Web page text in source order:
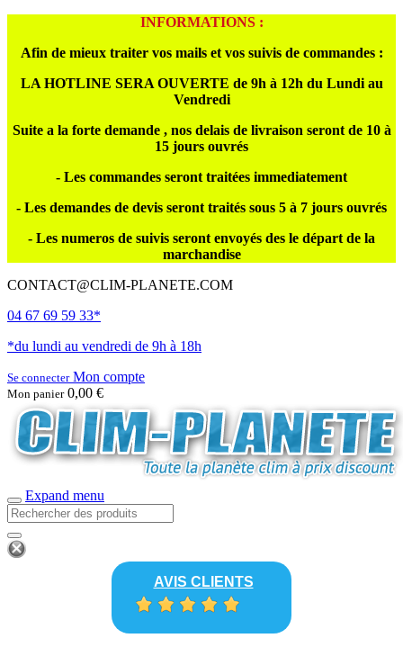
INFORMATIONS :
Afin de mieux traiter vos mails et vos suivis de commandes :
LA HOTLINE SERA OUVERTE de 9h à 12h du Lundi au
Vendredi
Suite a la forte demande , nos delais de livraison seront de 10 à
15 jours ouvrés
- Les commandes seront traitées immediatement
- Les demandes de devis seront traités sous 5 à 7 jours ouvrés
- Les numeros de suivis seront envoyés des le départ de la
marchandise
CONTACT@CLIM-PLANETE.COM
04 67 69 59 33*
*du lundi au vendredi de 9h à 18h
Se connecterMon compte
Mon panier 0,00 €
Expand menu
AVIS CLIENTS